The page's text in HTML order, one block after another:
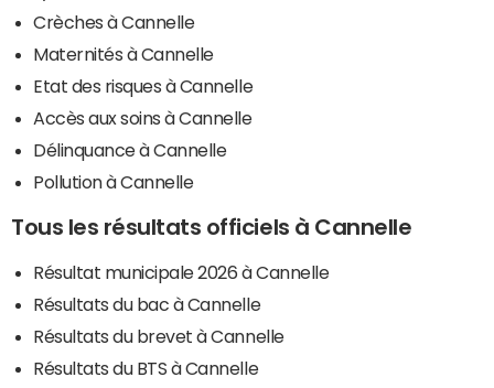
Crèches à Cannelle
Maternités à Cannelle
Etat des risques à Cannelle
Accès aux soins à Cannelle
Délinquance à Cannelle
Pollution à Cannelle
Tous les résultats officiels à Cannelle
Résultat municipale 2026 à Cannelle
Résultats du bac à Cannelle
Résultats du brevet à Cannelle
Résultats du BTS à Cannelle